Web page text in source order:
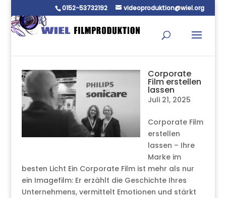
0152-53732192 videoproduktion@wiel.org
Corporate
Film erstellen
lassen
Juli 21, 2025
Corporate Film
erstellen
lassen – Ihre
Marke im
besten Licht Ein Corporate Film ist mehr als nur
ein Imagefilm: Er erzählt die Geschichte Ihres
Unternehmens, vermittelt Emotionen und stärkt